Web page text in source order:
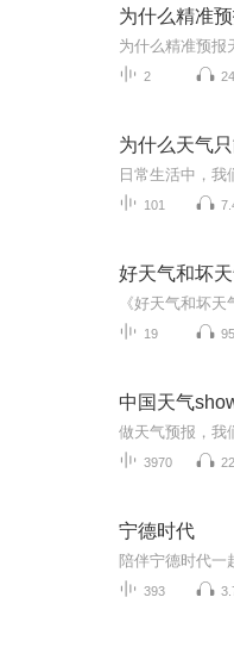
为什么精准
2 24
为什么天气
101
好天气和坏
19
中国天气
3970
宁德时代
陪伴宁德时代一
393